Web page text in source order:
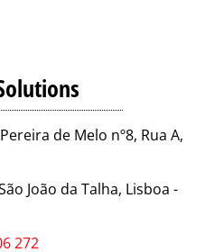
de Melo nº8, Rua A,
João da Talha, Lisboa -
272